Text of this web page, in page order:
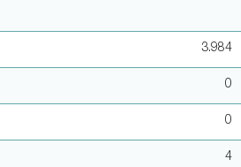
3.984
0
0
4